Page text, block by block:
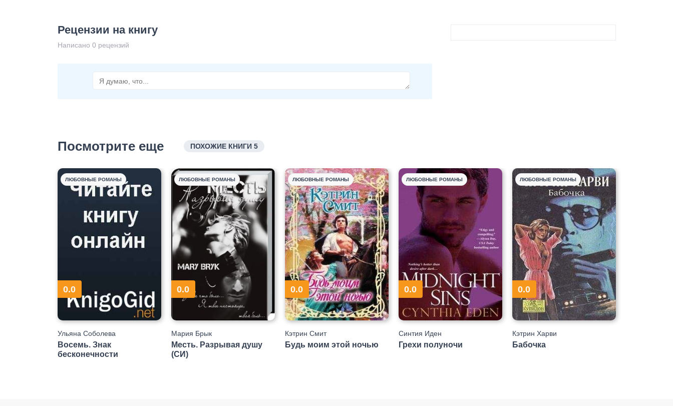
Рецензии на книгу
Написано 0 рецензий
Посмотрите еще ПОХОЖИЕ КНИГИ 5
ЛЮБОВНЫЕ РОМАНЫ
0.0
Ульяна Соболева
Восемь. Знак
бесконечности
ЛЮБОВНЫЕ РОМАНЫ
0.0
Мария Брык
Месть. Разрывая душу
(СИ)
ЛЮБОВНЫЕ РОМАНЫ
0.0
Кэтрин Смит
Будь моим этой ночью
ЛЮБОВНЫЕ РОМАНЫ
0.0
Синтия Иден
Грехи полуночи
ЛЮБОВНЫЕ РОМАНЫ
0.0
Кэтрин Харви
Бабочка